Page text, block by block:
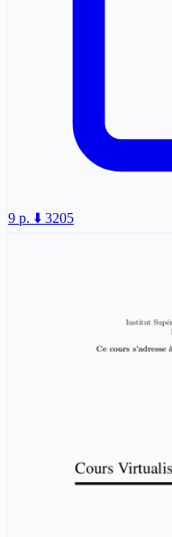
9 p. ⬇️ 3205